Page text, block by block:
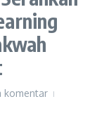
komentar